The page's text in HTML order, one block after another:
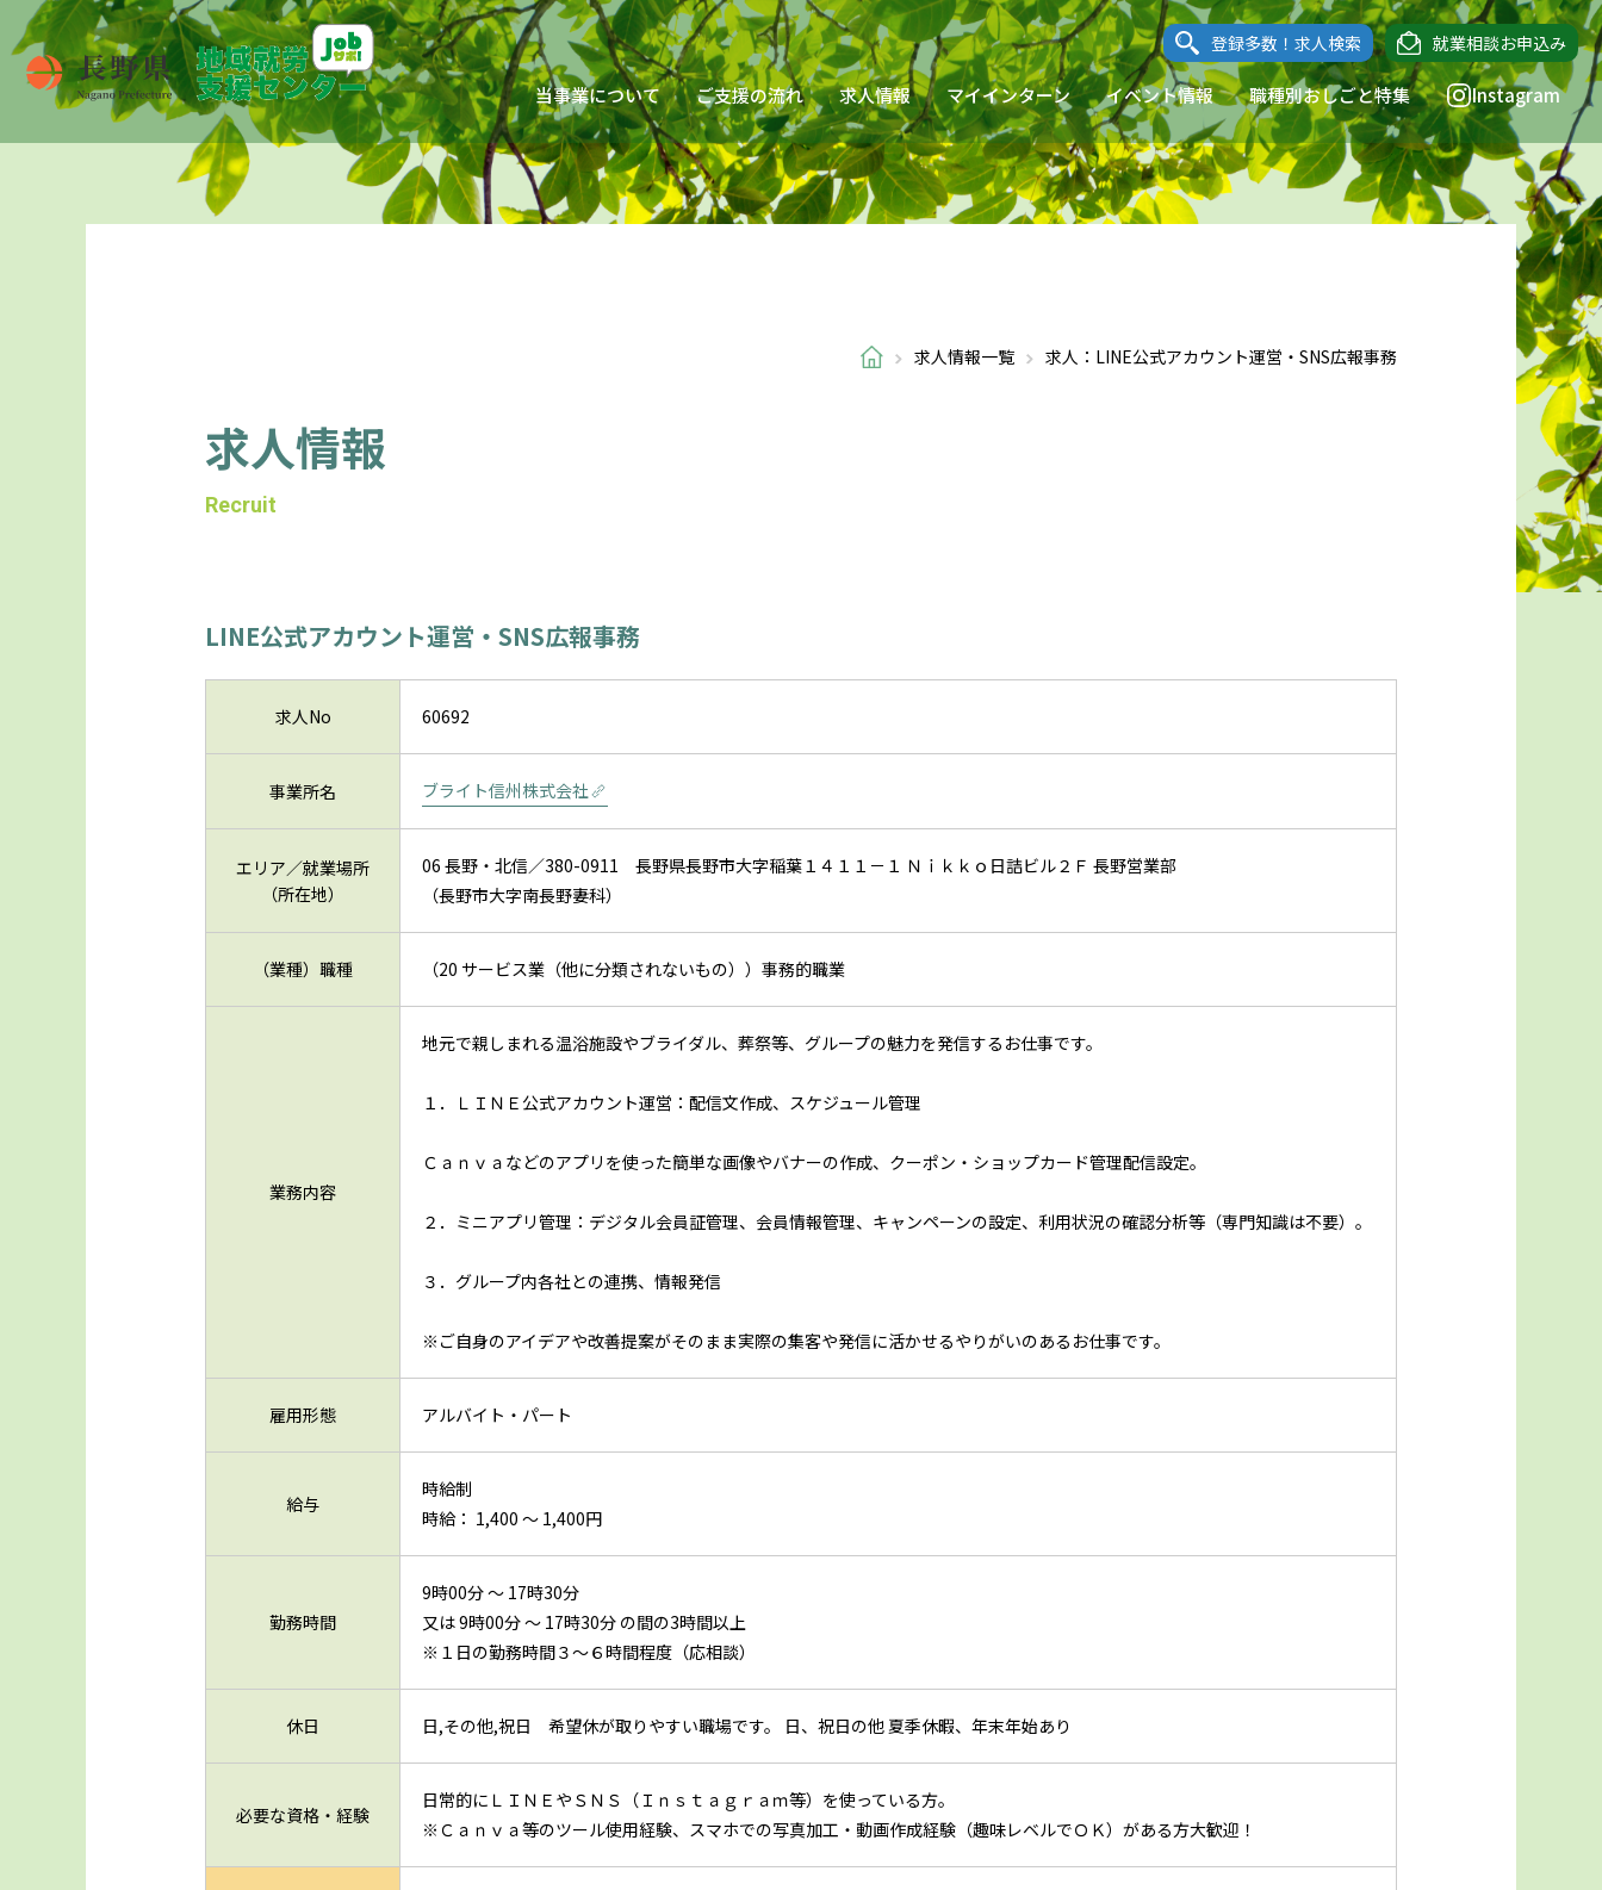
登録多数！求人検索 就業相談お申込み
当事業について ご支援の流れ 求人情報 マイインターン イベント情報 職種別おしごと特集 Instagram
求人情報一覧 求人：LINE公式アカウント運営・SNS広報事務
求人情報
Recruit
LINE公式アカウント運営・SNS広報事務
求人No 60692
事業所名 ブライト信州株式会社
エリア／就業場所
（所在地）
06 長野・北信／380-0911 長野県長野市大字稲葉１４１１－１ Ｎｉｋｋｏ日詰ビル２Ｆ 長野営業部
（長野市大字南長野妻科）
（業種）職種 （20 サービス業（他に分類されないもの））事務的職業
業務内容
地元で親しまれる温浴施設やブライダル、葬祭等、グループの魅力を発信するお仕事です。
１．ＬＩＮＥ公式アカウント運営：配信文作成、スケジュール管理
Ｃａｎｖａなどのアプリを使った簡単な画像やバナーの作成、クーポン・ショップカード管理配信設定。
２．ミニアプリ管理：デジタル会員証管理、会員情報管理、キャンペーンの設定、利用状況の確認分析等（専門知識は不要）。
３．グループ内各社との連携、情報発信
※ご自身のアイデアや改善提案がそのまま実際の集客や発信に活かせるやりがいのあるお仕事です。
雇用形態 アルバイト・パート
給与
時給制
時給： 1,400 〜 1,400円
勤務時間
9時00分 ～ 17時30分
又は 9時00分 ～ 17時30分 の間の3時間以上
※１日の勤務時間３～６時間程度（応相談）
休日 日,その他,祝日 希望休が取りやすい職場です。 日、祝日の他 夏季休暇、年末年始あり
必要な資格・経験
日常的にＬＩＮＥやＳＮＳ（Ｉｎｓｔａｇｒａｍ等）を使っている方。
※Ｃａｎｖａ等のツール使用経験、スマホでの写真加工・動画作成経験（趣味レベルでＯＫ）がある方大歓迎！